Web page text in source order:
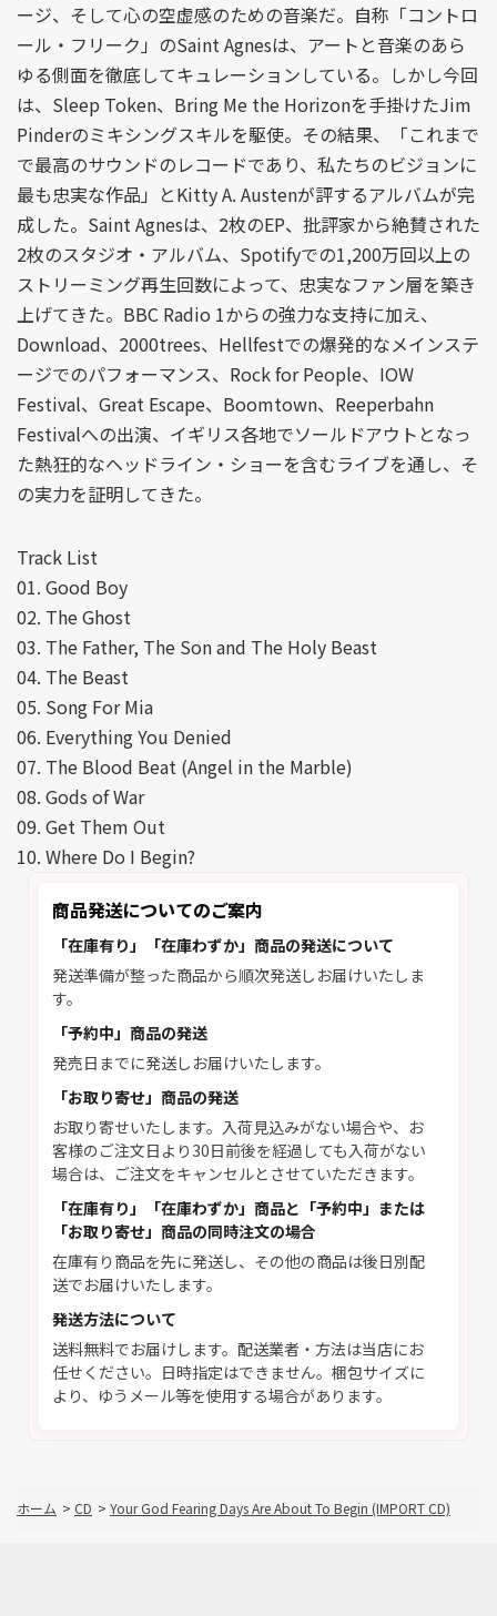
ージ、そして心の空虚感のための音楽だ。自称「コントロ
ール・フリーク」のSaint Agnesは、アートと音楽のあら
ゆる側面を徹底してキュレーションしている。しかし今回
は、Sleep Token、Bring Me the Horizonを手掛けたJim
Pinderのミキシングスキルを駆使。その結果、「これまで
で最高のサウンドのレコードであり、私たちのビジョンに
最も忠実な作品」とKitty A. Austenが評するアルバムが完
成した。Saint Agnesは、2枚のEP、批評家から絶賛された
2枚のスタジオ・アルバム、Spotifyでの1,200万回以上の
ストリーミング再生回数によって、忠実なファン層を築き
上げてきた。BBC Radio 1からの強力な支持に加え、
Download、2000trees、Hellfestでの爆発的なメインステ
ージでのパフォーマンス、Rock for People、IOW
Festival、Great Escape、Boomtown、Reeperbahn
Festivalへの出演、イギリス各地でソールドアウトとなっ
た熱狂的なヘッドライン・ショーを含むライブを通し、そ
の実力を証明してきた。
Track List
01. Good Boy
02. The Ghost
03. The Father, The Son and The Holy Beast
04. The Beast
05. Song For Mia
06. Everything You Denied
07. The Blood Beat (Angel in the Marble)
08. Gods of War
09. Get Them Out
10. Where Do I Begin?
商品発送についてのご案内
「在庫有り」「在庫わずか」商品の発送について
発送準備が整った商品から順次発送しお届けいたしま
す。
「予約中」商品の発送
発売日までに発送しお届けいたします。
「お取り寄せ」商品の発送
お取り寄せいたします。入荷見込みがない場合や、お
客様のご注文日より30日前後を経過しても入荷がない
場合は、ご注文をキャンセルとさせていただきます。
「在庫有り」「在庫わずか」商品と「予約中」または
「お取り寄せ」商品の同時注文の場合
在庫有り商品を先に発送し、その他の商品は後日別配
送でお届けいたします。
発送方法について
送料無料でお届けします。配送業者・方法は当店にお
任せください。日時指定はできません。梱包サイズに
より、ゆうメール等を使用する場合があります。
ホーム > CD > Your God Fearing Days Are About To Begin (IMPORT CD)